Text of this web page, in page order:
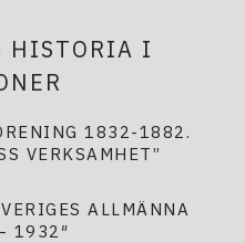
HISTORIA I
1832-1882.
VERKSAMHET”
ALLMÄNNA
1932″